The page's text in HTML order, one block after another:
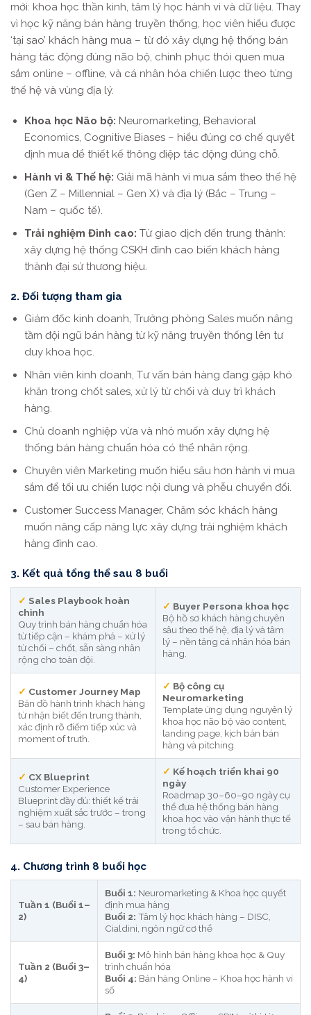
mới: khoa học thần kinh, tâm lý học hành vi và dữ liệu. Thay
vì học kỹ năng bán hàng truyền thống, học viên hiểu được
‘tại sao’ khách hàng mua – từ đó xây dựng hệ thống bán
hàng tác động đúng não bộ, chinh phục thói quen mua
sắm online – offline, và cá nhân hóa chiến lược theo từng
thế hệ và vùng địa lý.
Khoa học Não bộ: Neuromarketing, Behavioral
Economics, Cognitive Biases – hiểu đúng cơ chế quyết
định mua để thiết kế thông điệp tác động đúng chỗ.
Hành vi & Thế hệ: Giải mã hành vi mua sắm theo thế hệ
(Gen Z – Millennial – Gen X) và địa lý (Bắc – Trung –
Nam – quốc tế).
Trải nghiệm Đỉnh cao: Từ giao dịch đến trung thành:
xây dựng hệ thống CSKH đỉnh cao biến khách hàng
thành đại sứ thương hiệu.
2. Đối tượng tham gia
Giám đốc kinh doanh, Trưởng phòng Sales muốn nâng
tầm đội ngũ bán hàng từ kỹ năng truyền thống lên tư
duy khoa học.
Nhân viên kinh doanh, Tư vấn bán hàng đang gặp khó
khăn trong chốt sales, xử lý từ chối và duy trì khách
hàng.
Chủ doanh nghiệp vừa và nhỏ muốn xây dựng hệ
thống bán hàng chuẩn hóa có thể nhân rộng.
Chuyên viên Marketing muốn hiểu sâu hơn hành vi mua
sắm để tối ưu chiến lược nội dung và phễu chuyển đổi.
Customer Success Manager, Chăm sóc khách hàng
muốn nâng cấp năng lực xây dựng trải nghiệm khách
hàng đỉnh cao.
3. Kết quả tổng thể sau 8 buổi
✓ Sales Playbook hoàn
chỉnh
Quy trình bán hàng chuẩn hóa
từ tiếp cận – khám phá – xử lý
từ chối – chốt, sẵn sàng nhân
rộng cho toàn đội.
✓ Buyer Persona khoa học
Bộ hồ sơ khách hàng chuyên
sâu theo thế hệ, địa lý và tâm
lý – nền tảng cá nhân hóa bán
hàng.
✓ Customer Journey Map
Bản đồ hành trình khách hàng
từ nhận biết đến trung thành,
xác định rõ điểm tiếp xúc và
moment of truth.
✓ Bộ công cụ
Neuromarketing
Template ứng dụng nguyên lý
khoa học não bộ vào content,
landing page, kịch bản bán
hàng và pitching.
✓ CX Blueprint
Customer Experience
Blueprint đầy đủ: thiết kế trải
nghiệm xuất sắc trước – trong
– sau bán hàng.
✓ Kế hoạch triển khai 90
ngày
Roadmap 30–60–90 ngày cụ
thể đưa hệ thống bán hàng
khoa học vào vận hành thực tế
trong tổ chức.
4. Chương trình 8 buổi học
Tuần 1 (Buổi 1–
2)
Buổi 1: Neuromarketing & Khoa học quyết
định mua hàng
Buổi 2: Tâm lý học khách hàng – DISC,
Cialdini, ngôn ngữ cơ thể
Tuần 2 (Buổi 3–
4)
Buổi 3: Mô hình bán hàng khoa học & Quy
trình chuẩn hóa
Buổi 4: Bán hàng Online – Khoa học hành vi
số